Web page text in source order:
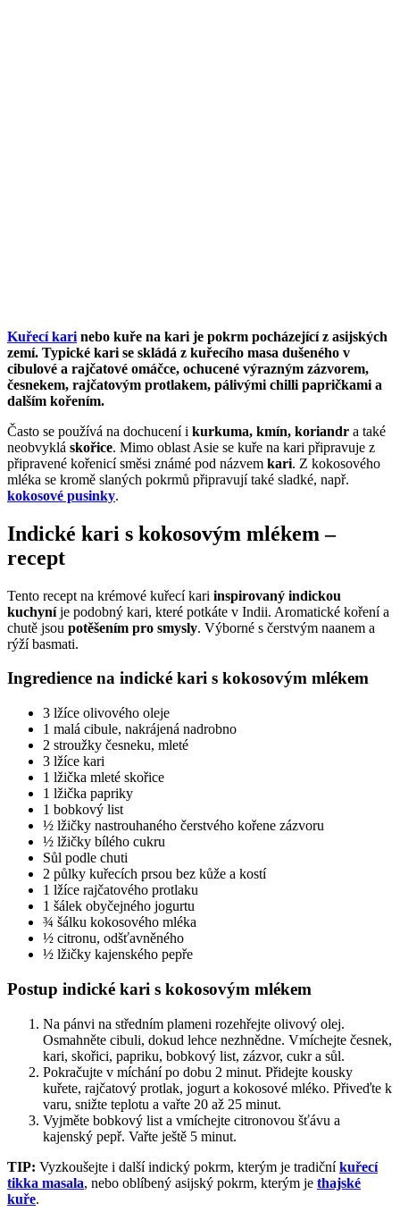
Kuřecí kari nebo kuře na kari je pokrm pocházející z asijských
zemí. Typické kari se skládá z kuřecího masa dušeného v
cibulové a rajčatové omáčce, ochucené výrazným zázvorem,
česnekem, rajčatovým protlakem, pálivými chilli papričkami a
dalším kořením.
Často se používá na dochucení i kurkuma, kmín, koriandr a také
neobvyklá skořice. Mimo oblast Asie se kuře na kari připravuje z
připravené kořenicí směsi známé pod názvem kari. Z kokosového
mléka se kromě slaných pokrmů připravují také sladké, např.
kokosové pusinky.
Indické kari s kokosovým mlékem –
recept
Tento recept na krémové kuřecí kari inspirovaný indickou
kuchyníje podobný kari, které potkáte v Indii. Aromatické koření a
chutě jsou potěšením pro smysly. Výborné s čerstvým naanem a
rýží basmati.
Ingredience na indické kari s kokosovým mlékem
3 lžíce olivového oleje
1 malá cibule, nakrájená nadrobno
2 stroužky česneku, mleté
3 lžíce kari
1 lžička mleté skořice
1 lžička papriky
1 bobkový list
½ lžičky nastrouhaného čerstvého kořene zázvoru
½ lžičky bílého cukru
Sůl podle chuti
2 půlky kuřecích prsou bez kůže a kostí
1 lžíce rajčatového protlaku
1 šálek obyčejného jogurtu
¾ šálku kokosového mléka
½ citronu, odšťavněného
½ lžičky kajenského pepře
Postup indické kari s kokosovým mlékem
Na pánvi na středním plameni rozehřejte olivový olej.
Osmahněte cibuli, dokud lehce nezhnědne. Vmíchejte česnek,
kari, skořici, papriku, bobkový list, zázvor, cukr a sůl.
Pokračujte v míchání po dobu 2 minut. Přidejte kousky
kuřete, rajčatový protlak, jogurt a kokosové mléko. Přiveďte k
varu, snižte teplotu a vařte 20 až 25 minut.
Vyjměte bobkový list a vmíchejte citronovou šťávu a
kajenský pepř. Vařte ještě 5 minut.
TIP: Vyzkoušejte i další indický pokrm, kterým je tradičníkuřecí
tikka masala, nebo oblíbený asijský pokrm, kterým je thajské
kuře.